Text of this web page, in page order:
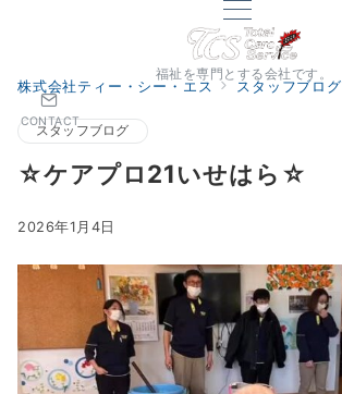
福祉を専門とする会社です。
CONTACT
株式会社ティー・シー・エス スタッフブログ
スタッフブログ
☆ケアプロ21いせはら☆
2026年1月4日